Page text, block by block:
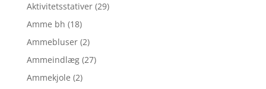
Aktivitetsstativer (29)
Amme bh (18)
Ammebluser (2)
Ammeindlæg (27)
Ammekjole (2)